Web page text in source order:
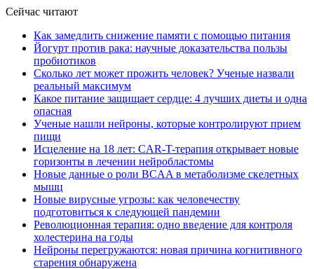
Сейчас читают
Как замедлить снижение памяти с помощью питания
Йогурт против рака: научные доказательства пользы
пробиотиков
Сколько лет может прожить человек? Ученые назвали
реальный максимум
Какое питание защищает сердце: 4 лучших диеты и одна
опасная
Ученые нашли нейроны, которые контролируют прием
пищи
Исцеление на 18 лет: CAR-T-терапия открывает новые
горизонты в лечении нейробластомы
Новые данные о роли BCAA в метаболизме скелетных
мышц
Новые вирусные угрозы: как человечеству
подготовиться к следующей пандемии
Революционная терапия: одно введение для контроля
холестерина на годы
Нейроны перегружаются: новая причина когнитивного
старения обнаружена